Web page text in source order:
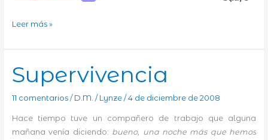
¿Coronaqué?
Leer más »
Supervivencia
11 comentarios / D.M. / Lynze / 4 de diciembre de 2008
Hace tiempo tuve un compañero de trabajo que alguna
mañana venía diciendo: bueno, una noche más que hemos